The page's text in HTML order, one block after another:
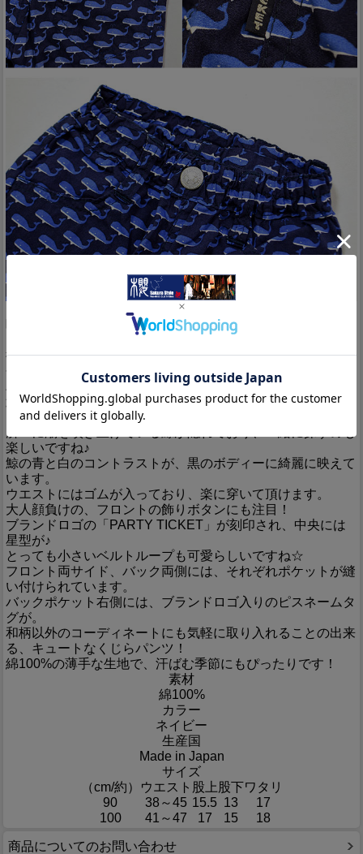
Detail
暖かみの有る物作りで好評な宴さんから、【90/100】「くじ
らハーフパンツ(5092)」のご紹介です。
待望の新作キッズアイテムが、遂に入荷致しました！！
今回は鯨の群れをデザインに採用した、とってもキュートな
パンツです！
鯨のモノグラム生地を使用し、キッズサイズのパンツを製作
しました。
所々に潮を噴き上げている鯨が隠れており、一緒に探すのも
楽しいですね♪
鯨の青と白のコントラストが、黒のボディーに綺麗に映えて
います。
ウエストにはゴムが入っており、楽に穿いて頂けます。
大人顔負けの、フロントの飾りボタンにも注目！
ブランドロゴの「PARTY TICKET」が刻印され、中央には
星型が♪
とっても小さいベルトループも可愛らしいですね☆
フロント両サイド、バック両側には、それぞれポケットが縫
い付けられています。
バックポケット右側には、ブランドロゴ入りのピスネームタ
グが。
和柄以外のコーディネートにも気軽に取り入れることの出来
る、キュートなくじらパンツ！
綿100%の薄手な生地で、汗ばむ季節にもぴったりです！
素材
綿100%
カラー
ネイビー
生産国
Made in Japan
サイズ
（cm/約）
ウエスト 股上 股下ワタリ
90
38～45 15.5 13
17
100
41～47 17 15 18
商品についてのお問い合わせ